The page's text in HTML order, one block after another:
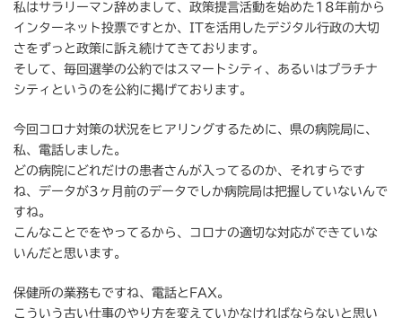
私はサラリーマン辞めまして、政策提言活動を始めた18年前から
インターネット投票ですとか、ITを活用したデジタル行政の大切
さをずっと政策に訴え続けてきております。
そして、毎回選挙の公約ではスマートシティ、あるいはプラチナ
シティというのを公約に掲げております。
今回コロナ対策の状況をヒアリングするために、県の病院局に、
私、電話しました。
どの病院にどれだけの患者さんが入ってるのか、それすらです
ね、データが3ヶ月前のデータでしか病院局は把握していないんで
すね。
こんなことでをやってるから、コロナの適切な対応ができていな
いんだと思います。
保健所の業務もですね、電話とFAX。
こういう古い仕事のやり方を変えていかなければならないと思い